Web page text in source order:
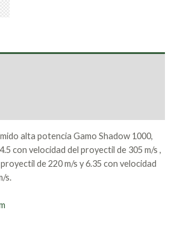
alta potencia Gamo Shadow 1000,
con velocidad del proyectil de 305 m/s ,
de 220 m/s y 6.35 con velocidad
s.